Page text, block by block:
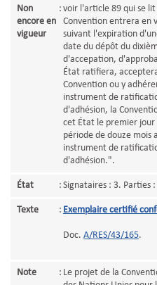
Non
encore en
vigueur
: voir l'article 89 qui se
Convention entrera en
suivant l'expiration
date du dépôt du
d'accepation,
État ratifiera,
Convention ou y
instrument de
d'adhésion, la
cet État le premier jour
période de douze mois
instrument de
d'adhésion.".
État : Signataires : 3. Parties :
Texte : Exemplaire certifié
Doc. A/RES/43/165.
Note : Le projet de la